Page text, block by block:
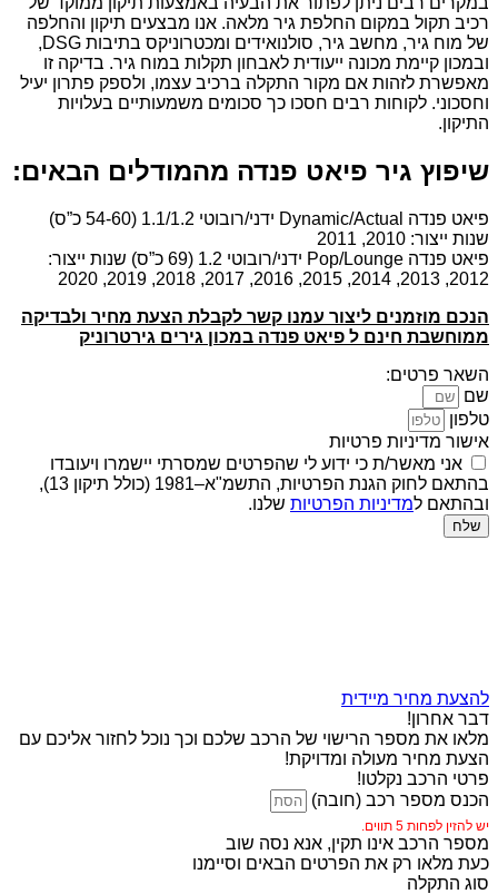
רכיב תקול במקום החלפת גיר מלאה. אנו מבצעים תיקון והחלפה
של מוח גיר, מחשב גיר, סולנואידים ומכטרוניקס בתיבות DSG,
ובמכון קיימת מכונה ייעודית לאבחון תקלות במוח גיר. בדיקה זו
מאפשרת לזהות אם מקור התקלה ברכיב עצמו, ולספק פתרון יעיל
וחסכוני. לקוחות רבים חסכו כך סכומים משמעותיים בעלויות
התיקון.
שיפוץ גיר פיאט פנדה מהמודלים הבאים:
פיאט פנדה Dynamic/Actual ידני/רובוטי 1.1/1.2 (54-60 כ”ס)
שנות ייצור: 2010, 2011
פיאט פנדה Pop/Lounge ידני/רובוטי 1.2 (69 כ”ס) שנות ייצור:
2012, 2013, 2014, 2015, 2016, 2017, 2018, 2019, 2020
הנכם מוזמנים ליצור עמנו קשר לקבלת הצעת מחיר ולבדיקה
ממוחשבת חינם ל פיאט פנדה במכון גירים גירטרוניק
השאר פרטים:
שם
טלפון
אישור מדיניות פרטיות
אני מאשר/ת כי ידוע לי שהפרטים שמסרתי יישמרו ויעובדו
בהתאם לחוק הגנת הפרטיות, התשמ"א–1981 (כולל תיקון 13),
ובהתאם למדיניות הפרטיות שלנו.
שלח
להצעת מחיר מיידית
דבר אחרון!
מלאו את מספר הרישוי של הרכב שלכם וכך נוכל לחזור אליכם עם
הצעת מחיר מעולה ומדויקת!
פרטי הרכב נקלטו!
הכנס מספר רכב (חובה)
יש להזין לפחות 5 תווים.
מספר הרכב אינו תקין, אנא נסה שוב
כעת מלאו רק את הפרטים הבאים וסיימנו
סוג התקלה